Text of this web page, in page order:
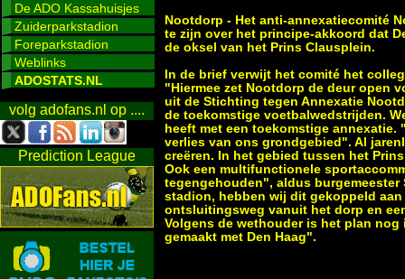
De ADO Kassahuisjes
Zuiderparkstadion
Foreparkstadion
Weblinks
ADOSTATS.NL
volg adofans.nl op ....
Prediction League
Nootdorp - Het anti-annexatiecomité
te zijn over het principe-akkoord dat
de oksel van het Prins Clausplein.
In de brief verwijt het comité het
"Hiermee zet Nootdorp de deur open
uit de Stichting tegen Annexatie
de toekomstige voetbalwedstrijden.
heeft met een toekomstige
verlies van ons grondgebied". Al
creëren. In het gebied tussen het
Ook een multifunctionele
tegengehouden", aldus burgemeester
stadion, hebben wij dit gekoppeld
ontsluitingsweg vanuit het dorp en
Volgens de wethouder is het plan
gemaakt met Den Haag".